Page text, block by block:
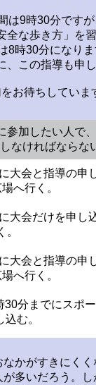
は9時30分です
全な歩き方」を
8時30分になり
、この指導も申
お待ちしていま
参加したい人で
なければならな
大会と指導の申
へ行く。
大会だけを申し
大会と指導の申
へ行く。
分までにスポ
む。
かがすきにく
多いだろう。